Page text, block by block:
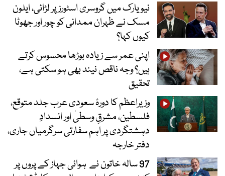
نیویارک میں گروسری اسٹورز پر لڑائی، ایلون
مسک نے ظہران ممدانی کو چور اور جھوٹا
کیوں کہا؟
اپنی عمر سے زیادہ بوڑھا محسوس کرتے
ہیں؟ وجہ ناقص نیند بھی ہو سکتی ہے،
تحقیق
وزیراعظم کا دورۂ سعودی عرب جلد متوقع،
فلسطین، مشرقِ وسطیٰ اور انسدادِ
دہشتگردی پر اہم سفارتی سرگرمیاں جاری،
دفتر خارجہ
97 سالہ خاتون نے ہوائی جہاز کے پروں پر